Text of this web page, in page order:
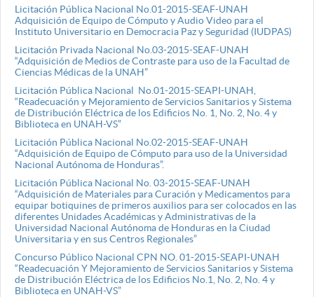
Licitación Pública Nacional No.01-2015-SEAF-UNAH
Adquisición de Equipo de Cómputo y Audio Video para el
Instituto Universitario en Democracia Paz y Seguridad (IUDPAS)
Licitación Privada Nacional No.03-2015-SEAF-UNAH
“Adquisición de Medios de Contraste para uso de la Facultad de
Ciencias Médicas de la UNAH”
Licitación Pública Nacional No.01-2015-SEAPI-UNAH,
“Readecuación y Mejoramiento de Servicios Sanitarios y Sistema
de Distribución Eléctrica de los Edificios No. 1, No. 2, No. 4 y
Biblioteca en UNAH-VS”
Licitación Pública Nacional No.02-2015-SEAF-UNAH
“Adquisición de Equipo de Cómputo para uso de la Universidad
Nacional Autónoma de Honduras”.
Licitación Pública Nacional No. 03-2015-SEAF-UNAH
“Adquisición de Materiales para Curación y Medicamentos para
equipar botiquines de primeros auxilios para ser colocados en las
diferentes Unidades Académicas y Administrativas de la
Universidad Nacional Autónoma de Honduras en la Ciudad
Universitaria y en sus Centros Regionales”
Concurso Público Nacional CPN NO. 01-2015-SEAPI-UNAH
“Readecuación Y Mejoramiento de Servicios Sanitarios y Sistema
de Distribución Eléctrica de los Edificios No.1, No. 2, No. 4 y
Biblioteca en UNAH-VS”